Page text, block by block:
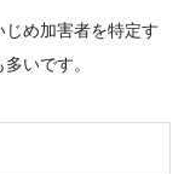
め加害者を特定す
いです。